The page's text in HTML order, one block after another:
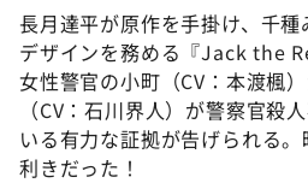
長月達平が原作を手掛け、千
デザインを務める『Jack the
女性警官の小町（CV：本渡楓
（CV：石川界人）が警察官殺
いる有力な証拠が告げられる
利きだった！